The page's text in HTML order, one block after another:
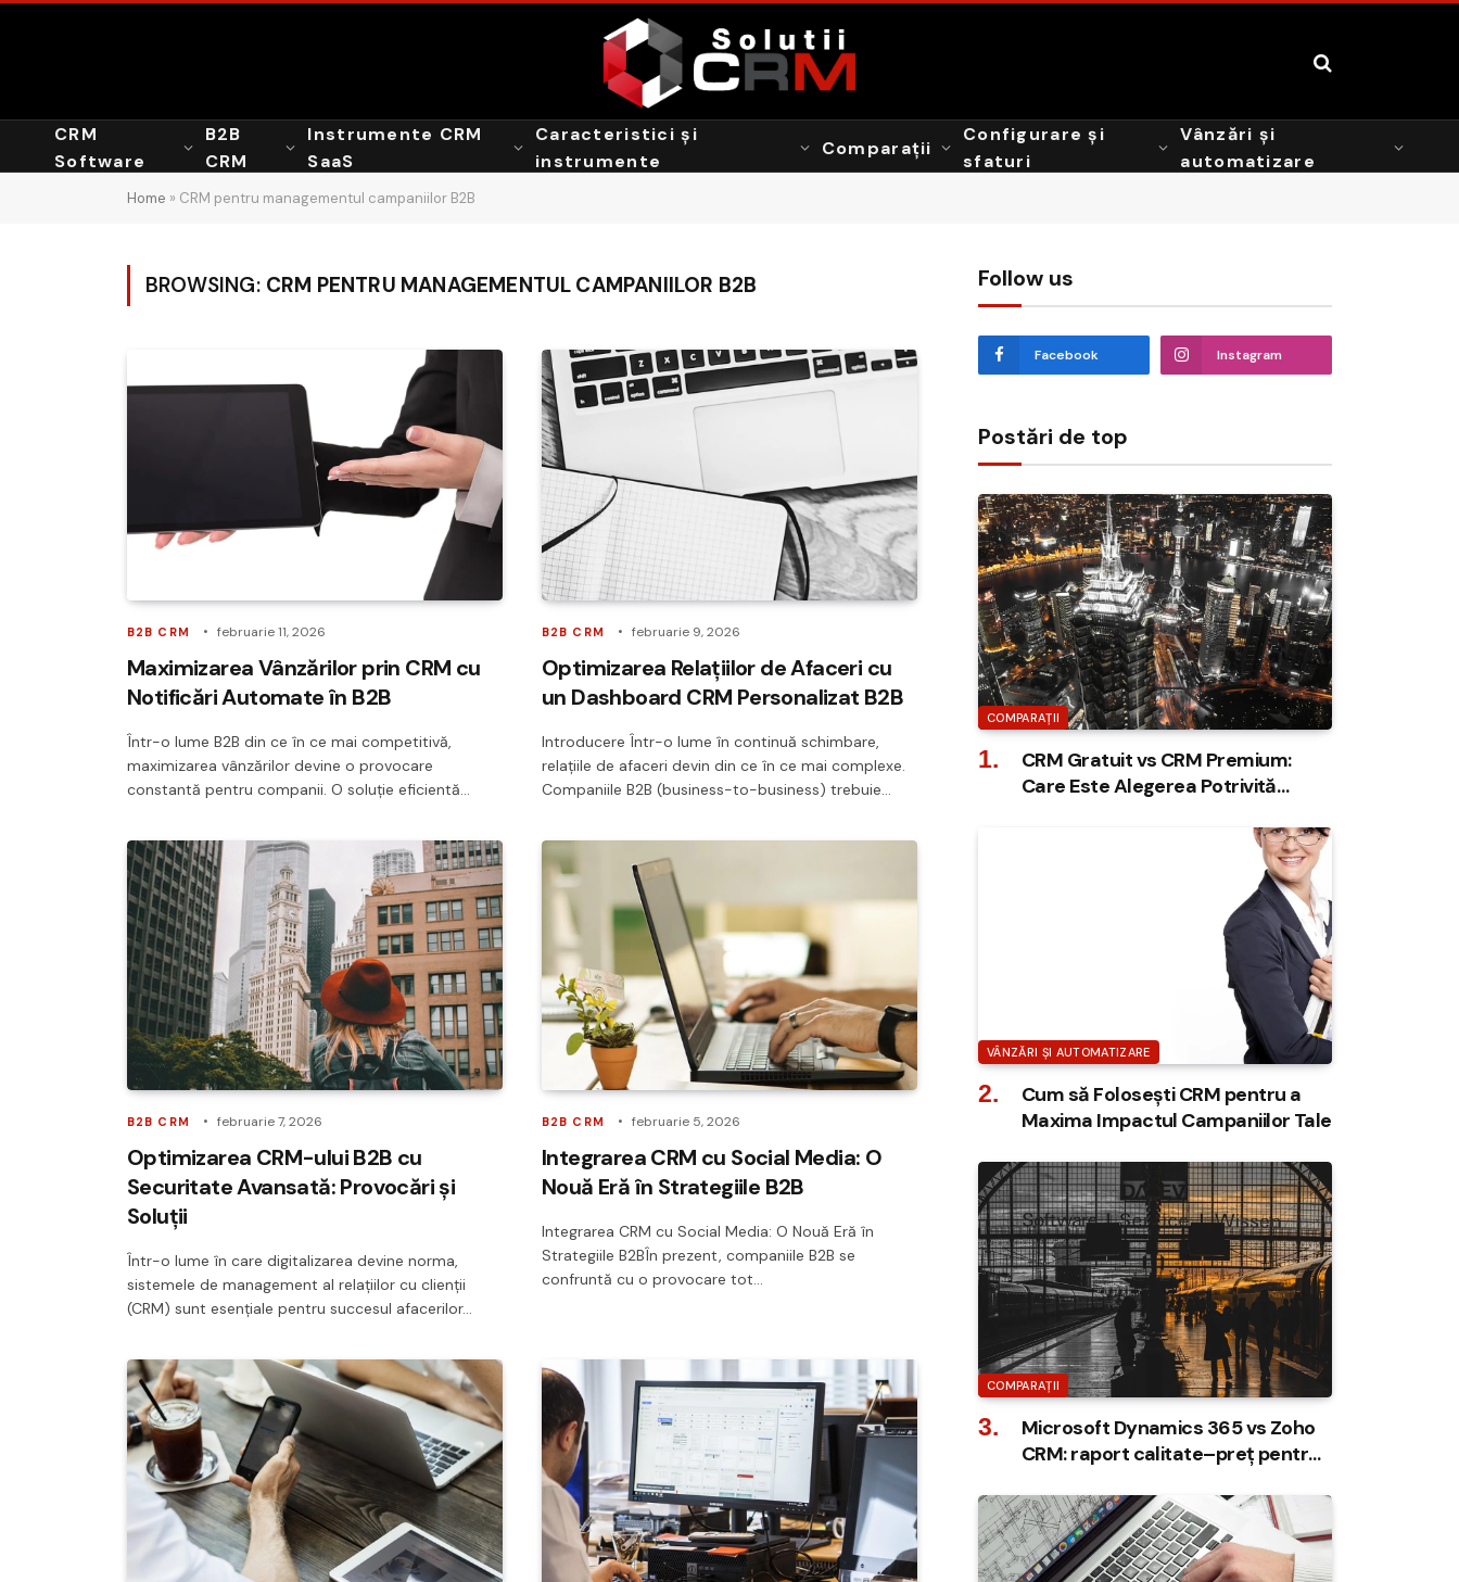
CRM
Software
B2B
CRM
Instrumente CRM
SaaS
Caracteristici și
instrumente
Comparații
Configurare și
sfaturi
Vânzări și
automatizare
Home » CRM pentru managementul campaniilor B2B
BROWSING: CRM PENTRU MANAGEMENTUL CAMPANIILOR B2B
B2B CRM februarie 11, 2026
Maximizarea Vânzărilor prin CRM cu
Notificări Automate în B2B
Într-o lume B2B din ce în ce mai competitivă,
maximizarea vânzărilor devine o provocare
constantă pentru companii. O soluție eficientă…
B2B CRM februarie 9, 2026
Optimizarea Relațiilor de Afaceri cu
un Dashboard CRM Personalizat B2B
Introducere Într-o lume în continuă schimbare,
relațiile de afaceri devin din ce în ce mai complexe.
Companiile B2B (business-to-business) trebuie…
B2B CRM februarie 7, 2026
Optimizarea CRM-ului B2B cu
Securitate Avansată: Provocări și
Soluții
Într-o lume în care digitalizarea devine norma,
sistemele de management al relațiilor cu clienții
(CRM) sunt esențiale pentru succesul afacerilor…
B2B CRM februarie 5, 2026
Integrarea CRM cu Social Media: O
Nouă Eră în Strategiile B2B
Integrarea CRM cu Social Media: O Nouă Eră în
Strategiile B2BÎn prezent, companiile B2B se
confruntă cu o provocare tot…
Follow us
Facebook Instagram
Postări de top
COMPARAȚII
CRM Gratuit vs CRM Premium:
Care Este Alegerea Potrivită
VÂNZĂRI ȘI AUTOMATIZARE
Cum să Folosești CRM pentru a
Maxima Impactul Campaniilor Tale
COMPARAȚII
Microsoft Dynamics 365 vs Zoho
CRM: raport calitate–preț pentru